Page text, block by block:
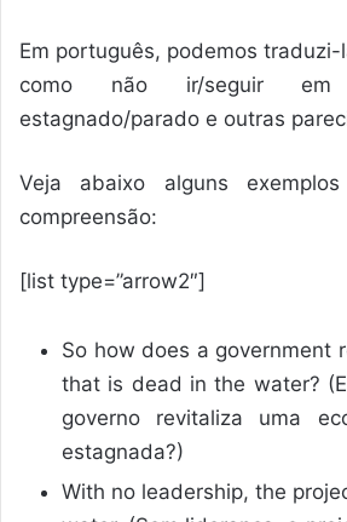
Em português, podemos traduzi-
como não ir/seguir
estagnado/parado e outras
Veja abaixo alguns
compreensão:
[list type=”arrow2″]
So how does a government
that is dead in the water?
governo revitaliza uma
estagnada?)
With no leadership, the